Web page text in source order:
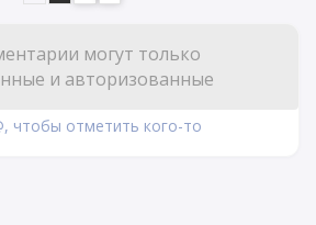
чтобы отметить кого-то